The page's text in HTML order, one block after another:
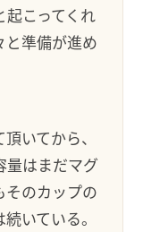
こってくれ
と準備が進め
いてから、
量はまだマグ
そのカップの
いている。